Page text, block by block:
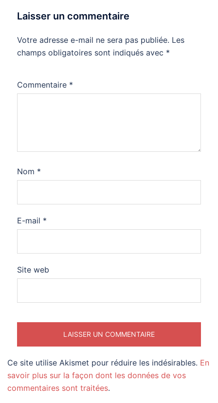
Laisser un commentaire
Votre adresse e-mail ne sera pas publiée. Les
champs obligatoires sont indiqués avec *
Commentaire *
Nom *
E-mail *
Site web
Ce site utilise Akismet pour réduire les indésirables. En
savoir plus sur la façon dont les données de vos
commentaires sont traitées.